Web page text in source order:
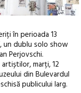
în perioada 13
un dublu solo show
Perjovschi.
marți, 12
din Bulevardul
publicului larg.